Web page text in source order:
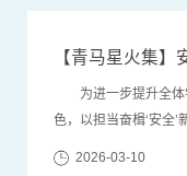
【青马星火集
为进一步提升全
色，以担当奋楫‘安全
2026-03-10